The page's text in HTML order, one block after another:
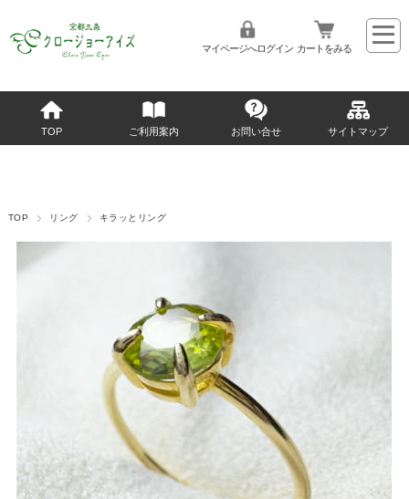
マイページへログイン カートをみる
TOP ご利用案内 お問い合せ サイトマップ
TOP リング キラッとリング